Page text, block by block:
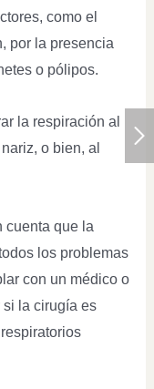
como el
por la presencia
o pólipos.
la respiración al
o bien, al
cuenta que la
los problemas
con un médico o
la cirugía es